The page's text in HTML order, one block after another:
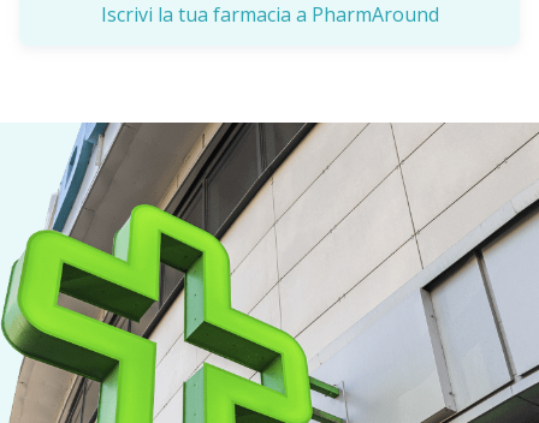
Iscrivi la tua farmacia a PharmAround